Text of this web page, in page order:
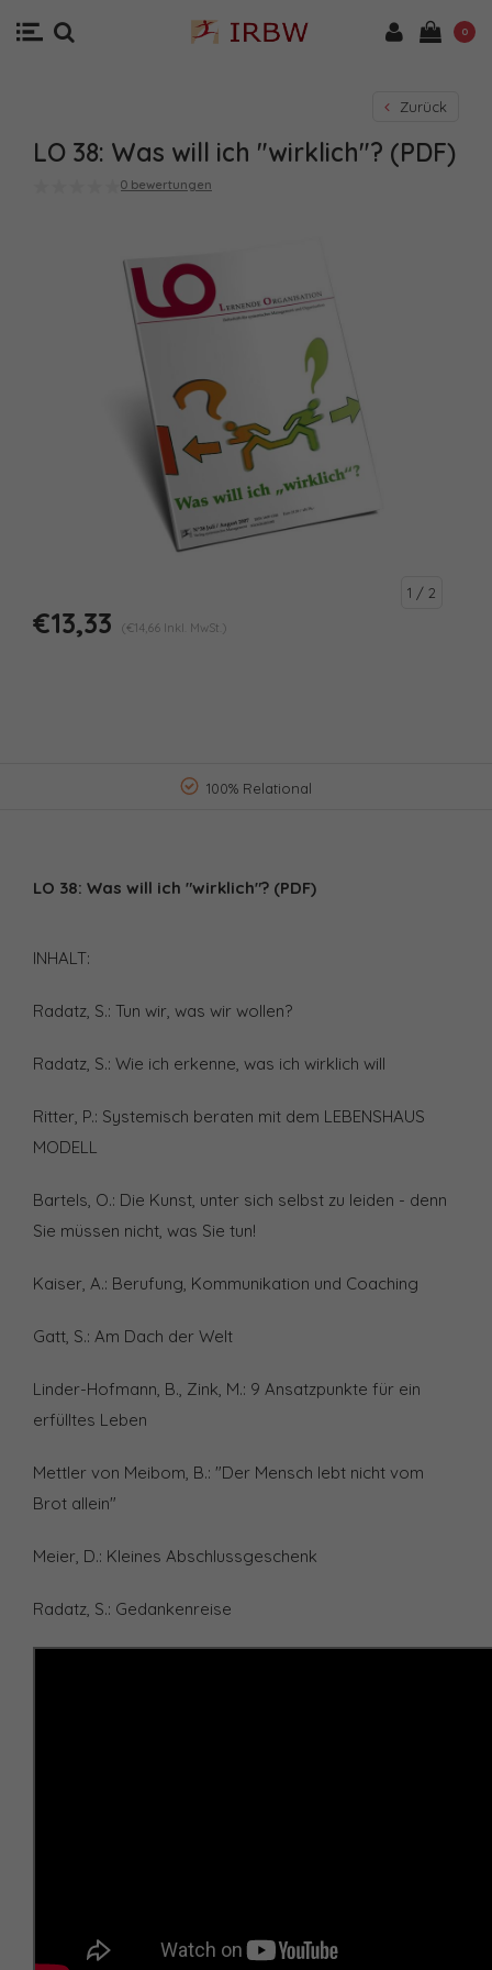
0
Zurück
LO 38: Was will ich "wirklich"? (PDF)
0 bewertungen
1 / 2
€13,33 (€14,66 Inkl. MwSt.)
100% Relational
LO 38: Was will ich "wirklich"? (PDF)
INHALT:
Radatz, S.: Tun wir, was wir wollen?
Radatz, S.: Wie ich erkenne, was ich wirklich will
Ritter, P.: Systemisch beraten mit dem LEBENSHAUS
MODELL
Bartels, O.: Die Kunst, unter sich selbst zu leiden - denn
Sie müssen nicht, was Sie tun!
Kaiser, A.: Berufung, Kommunikation und Coaching
Gatt, S.: Am Dach der Welt
Linder-Hofmann, B., Zink, M.: 9 Ansatzpunkte für ein
erfülltes Leben
Mettler von Meibom, B.: "Der Mensch lebt nicht vom
Brot allein"
Meier, D.: Kleines Abschlussgeschenk
Radatz, S.: Gedankenreise